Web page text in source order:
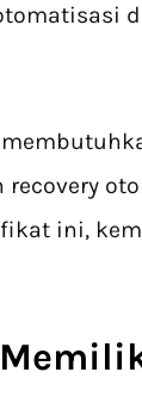
ini,